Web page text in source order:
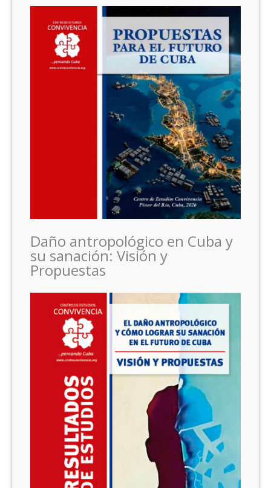
Daño antropológico en Cuba y
su sanación: Visión y
Propuestas